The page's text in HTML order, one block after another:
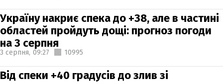
Україну накриє спека до +38, але в частині
областей пройдуть дощі: прогноз погоди
на 3 серпня
3 серпня, 09:27 10995
Від спеки +40 градусів до злив зі